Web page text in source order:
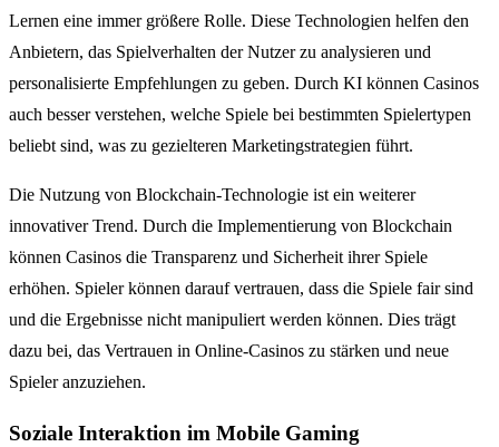
Lernen eine immer größere Rolle. Diese Technologien helfen den
Anbietern, das Spielverhalten der Nutzer zu analysieren und
personalisierte Empfehlungen zu geben. Durch KI können Casinos
auch besser verstehen, welche Spiele bei bestimmten Spielertypen
beliebt sind, was zu gezielteren Marketingstrategien führt.
Die Nutzung von Blockchain-Technologie ist ein weiterer
innovativer Trend. Durch die Implementierung von Blockchain
können Casinos die Transparenz und Sicherheit ihrer Spiele
erhöhen. Spieler können darauf vertrauen, dass die Spiele fair sind
und die Ergebnisse nicht manipuliert werden können. Dies trägt
dazu bei, das Vertrauen in Online-Casinos zu stärken und neue
Spieler anzuziehen.
Soziale Interaktion im Mobile Gaming